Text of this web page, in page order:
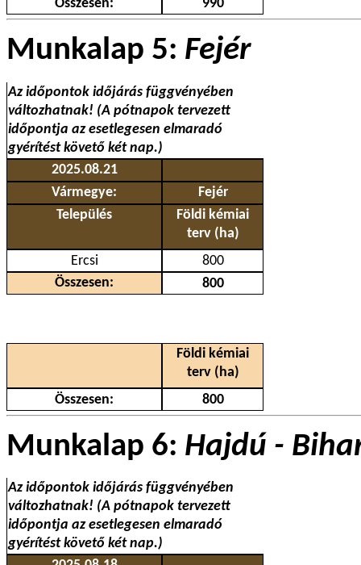
Összesen: 990
Munkalap 5: Fejér
Az időpontok időjárás függvényében
változhatnak! (A pótnapok tervezett
időpontja az esetlegesen elmaradó
gyérítést követő két nap.)
2025.08.21
Vármegye:
Fejér
Település
Földi kémiai
terv (ha)
Ercsi
800
Összesen:
800
Földi kémiai
terv (ha)
Összesen:
800
Munkalap 6: Hajdú -
Az időpontok időjárás függvényében
változhatnak! (A pótnapok tervezett
időpontja az esetlegesen elmaradó
gyérítést követő két nap.)